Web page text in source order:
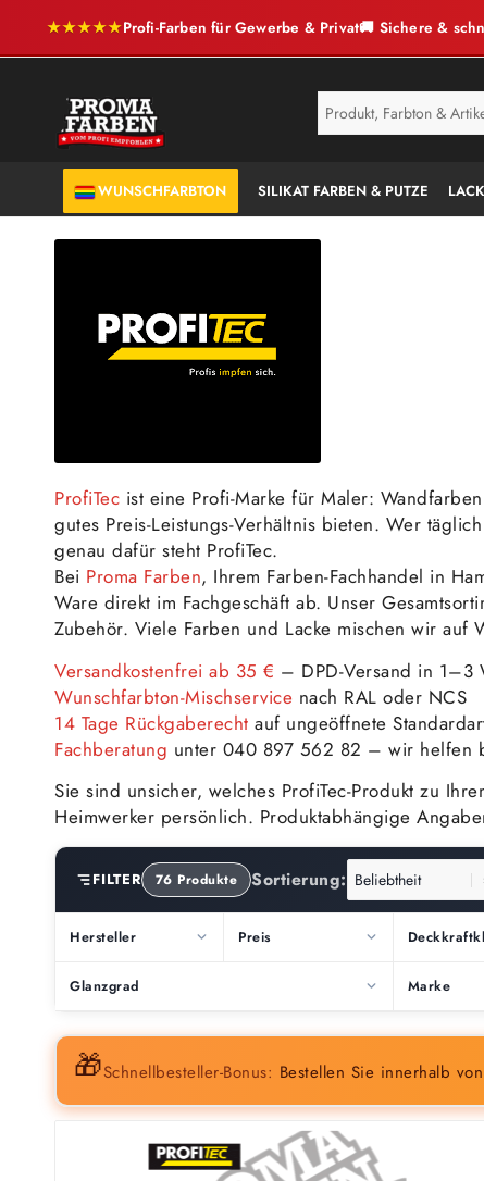
★★★★★Profi-Farben für Gewerbe & Privat🚚 Sichere &
SERVICE
ANTI-SCHIMMEL
WUNSCHFARBTON SILIKAT FARBEN & PUTZE
ProfiTec ist eine Profi-Marke für Maler:
gutes Preis-Leistungs-Verhältnis bieten. Wer
genau dafür steht ProfiTec.
Bei Proma Farben, Ihrem Farben-Fachhandel in
Ware direkt im Fachgeschäft ab. Unser
Zubehör. Viele Farben und Lacke mischen wir auf
Versandkostenfrei ab 35 € – DPD-Versand in 1–3
Wunschfarbton-Mischservice nach RAL oder NCS
14 Tage Rückgaberecht auf ungeöffnete
Fachberatung unter 040 897 562 82 – wir helfen
Sie sind unsicher, welches ProfiTec-Produkt zu
Heimwerker persönlich. Produktabhängige
FILTER 76 Produkte Sortierung:
Hersteller Preis
Glanzgrad Marke
🎁Schnellbesteller-Bonus: Bestellen Sie innerhalb von